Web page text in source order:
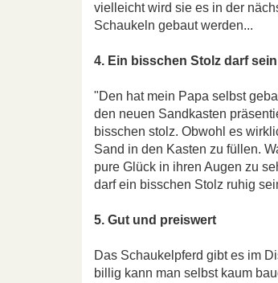
vielleicht wird sie es in der
Schaukeln gebaut werden...
4. Ein bisschen Stolz darf sein
"Den hat mein Papa selbst
den neuen Sandkasten
bisschen stolz. Obwohl es
Sand in den Kasten zu füllen.
pure Glück in ihren Augen zu
darf ein bisschen Stolz ruhig
5. Gut und preiswert
Das Schaukelpferd gibt es im
billig kann man selbst kaum